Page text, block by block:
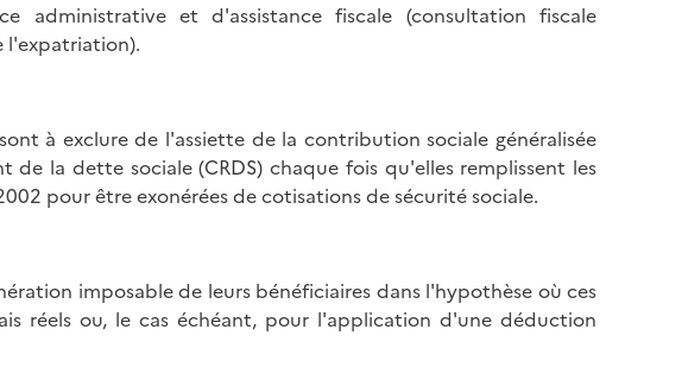
administrative et d'assistance fiscale (consultation fiscale
l'expatriation).
à exclure de l'assiette de la contribution sociale généralisée
la dette sociale (CRDS) chaque fois qu'elles remplissent les
pour être exonérées de cotisations de sécurité sociale.
imposable de leurs bénéficiaires dans l'hypothèse où ces
réels ou, le cas échéant, pour l'application d'une déduction